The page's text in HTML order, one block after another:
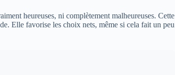
heureuses, ni complètement malheureuses. Cette
Elle favorise les choix nets, même si cela fait un peu